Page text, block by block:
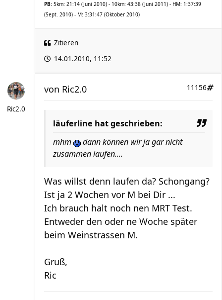
PB: 5km: 21:14 (Juni 2010) - 10km: 43:38 (Juni 2011) - HM: 1:37:39
(Sept. 2010) - M: 3:31:47 (Oktober 2010)
Zitieren
14.01.2010, 11:52
Ric2.0
11156
von Ric2.0
läuferline hat geschrieben:
mhm
dann können wir ja gar nicht
zusammen laufen....
Was willst denn laufen da? Schongang?
Ist ja 2 Wochen vor M bei Dir ...
Ich brauch halt noch nen MRT Test.
Entweder den oder ne Woche später
beim Weinstrassen M.
Gruß,
Ric